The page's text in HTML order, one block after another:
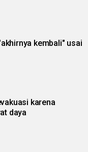
kembali" usai
karena
daya